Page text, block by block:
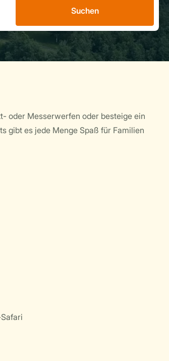
Suchen
oder Messerwerfen oder besteige ein
gibt es jede Menge Spaß für Familien